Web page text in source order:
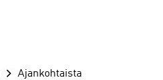
Ajankohtaista